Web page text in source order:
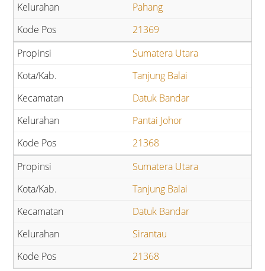
Pahang
21369
Sumatera Utara
Tanjung Balai
Datuk Bandar
Pantai Johor
21368
Sumatera Utara
Tanjung Balai
Datuk Bandar
Sirantau
21368